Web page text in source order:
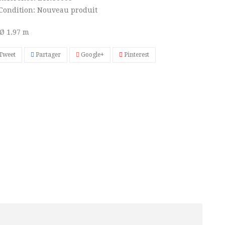
Nouveau produit
1.97 m
Partager Google+ Pinterest